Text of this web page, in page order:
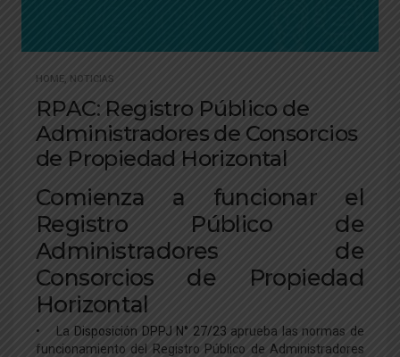
HOME, NOTICIAS
RPAC: Registro Público de
Administradores de Consorcios
de Propiedad Horizontal
Comienza a funcionar el
Registro Público de
Administradores de
Consorcios de Propiedad
Horizontal
• La Disposición DPPJ N° 27/23 aprueba las normas de
funcionamiento del Registro Público de Administradores